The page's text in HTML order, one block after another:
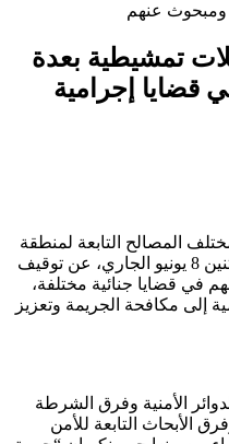
ومبحوث عنهم
تمشيطية بعدة
قضايا إجرامية
المصالح التابعة لمنطقة
أمن بني مكادة بمدينة طنجة، ليلة الاثنين 8 يونيو الجاري، عن توقيف
في قضايا جنائية مختلفة،
إلى مكافحة الجريمة وتعزيز
الأمنية وفرق الشرطة
الأبحاث التابعة للأمن